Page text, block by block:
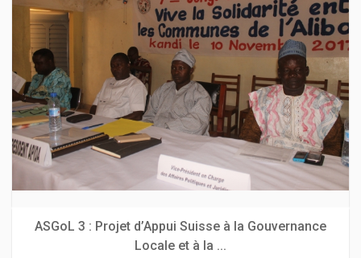
ASGoL 3 : Projet d’Appui Suisse à la Gouvernance
Locale et à la ...